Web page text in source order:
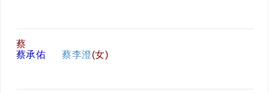
蔡
蔡承佑
蔡李澄(女)